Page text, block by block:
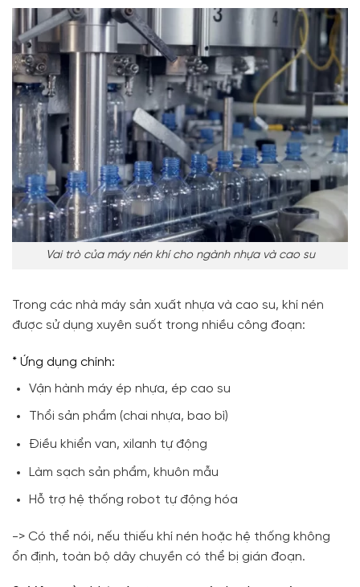
Vai trò của máy nén khí cho ngành nhựa và cao su
Trong các nhà máy sản xuất nhựa và cao su, khí nén
được sử dụng xuyên suốt trong nhiều công đoạn:
* Ứng dụng chính:
Vận hành máy ép nhựa, ép cao su
Thổi sản phẩm (chai nhựa, bao bì)
Điều khiển van, xilanh tự động
Làm sạch sản phẩm, khuôn mẫu
Hỗ trợ hệ thống robot tự động hóa
-> Có thể nói, nếu thiếu khí nén hoặc hệ thống không
ổn định, toàn bộ dây chuyền có thể bị gián đoạn.